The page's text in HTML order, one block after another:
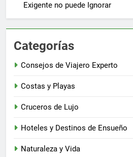
Exigente no puede Ignorar
Categorías
Consejos de Viajero Experto
Costas y Playas
Cruceros de Lujo
Hoteles y Destinos de Ensueño
Naturaleza y Vida